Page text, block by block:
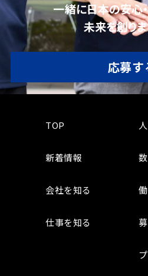
一緒に日本の安心
未来を創りま
応募す
TOP
新着情報
会社を知る
仕事を知る